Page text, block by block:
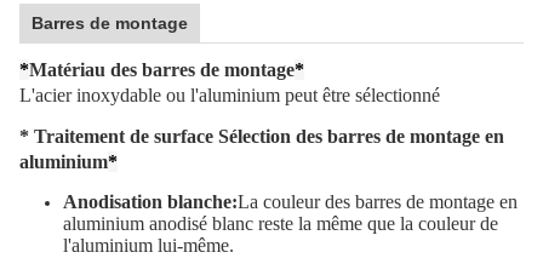
Barres de montage
*Matériau des barres de montage*
L'acier inoxydable ou l'aluminium peut être sélectionné
* Traitement de surface Sélection des barres de montage en
aluminium*
Anodisation blanche:La couleur des barres de montage en
aluminium anodisé blanc reste la même que la couleur de
l'aluminium lui-même.